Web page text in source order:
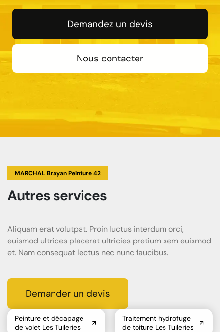
Demandez un devis
Nous contacter
MARCHAL Brayan Peinture 42
Autres services
Aliquam erat volutpat. Proin luctus interdum orci,
euismod ultrices placerat ultricies pretium sem euismod
et. Nam consequat lectus nec nunc faucibus.
Demander un devis
Peinture et décapage
de volet Les Tuileries
Traitement hydrofuge
de toiture Les Tuileries